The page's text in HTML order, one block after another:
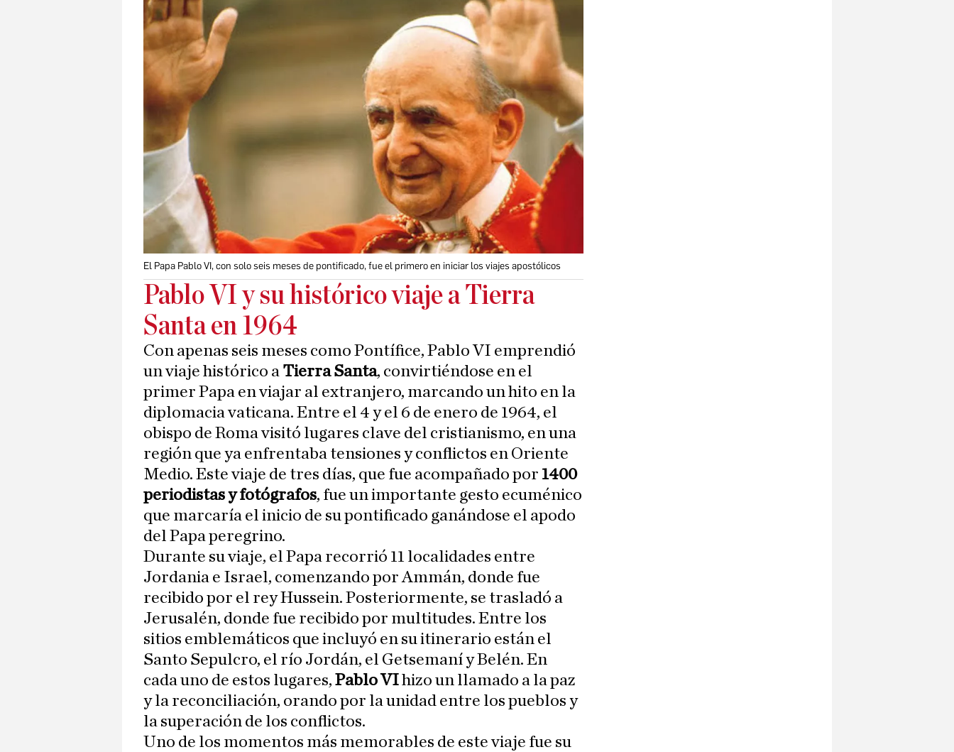
El Papa Pablo VI, con solo seis meses de pontificado, fue el primero en iniciar los viajes apostólicos
Pablo VI y su histórico viaje a Tierra
Santa en 1964
Con apenas seis meses como Pontífice, Pablo VI emprendió
un viaje histórico a Tierra Santa, convirtiéndose en el
primer Papa en viajar al extranjero, marcando un hito en la
diplomacia vaticana. Entre el 4 y el 6 de enero de 1964, el
obispo de Roma visitó lugares clave del cristianismo, en una
región que ya enfrentaba tensiones y conflictos en Oriente
Medio. Este viaje de tres días, que fue acompañado por 1400
periodistas y fotógrafos, fue un importante gesto ecuménico
que marcaría el inicio de su pontificado ganándose el apodo
del Papa peregrino.
Durante su viaje, el Papa recorrió 11 localidades entre
Jordania e Israel, comenzando por Ammán, donde fue
recibido por el rey Hussein. Posteriormente, se trasladó a
Jerusalén, donde fue recibido por multitudes. Entre los
sitios emblemáticos que incluyó en su itinerario están el
Santo Sepulcro, el río Jordán, el Getsemaní y Belén. En
cada uno de estos lugares, Pablo VIhizo un llamado a la paz
y la reconciliación, orando por la unidad entre los pueblos y
la superación de los conflictos.
Uno de los momentos más memorables de este viaje fue su